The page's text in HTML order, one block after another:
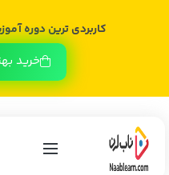
کاربردی ترین دوره
خرید